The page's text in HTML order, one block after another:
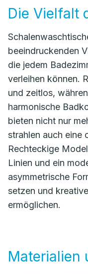
Die Vielfalt
beeindruckenden
die jedem
verleihen können.
und zeitlos,
harmonische
bieten nicht nur
strahlen auch eine
Rechteckige
Linien und ein
asymmetrische
setzen und
ermöglichen.
Materialien